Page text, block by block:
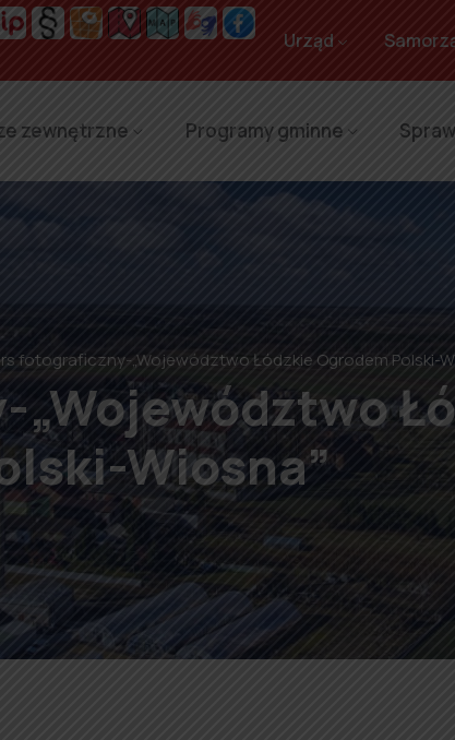
Urząd
zewnętrzne Programy gminne
fotograficzny-„Województwo Łódzkie Ogrodem Polski-
Wiosna”